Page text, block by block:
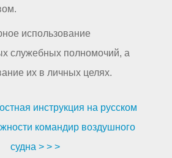
использование
служебных полномочий, а
их в личных целях.
инструкция на русском
командир воздушного
судна > > >